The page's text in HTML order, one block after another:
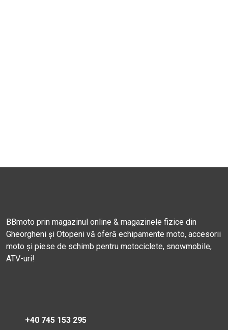
BBmoto prin magazinul online & magazinele fizice din
Gheorgheni și Otopeni vă oferă echipamente moto, accesorii
moto și piese de schimb pentru motociclete, snowmobile,
ATV-uri!
+40 745 153 295